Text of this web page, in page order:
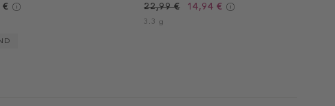
€ 22,99 € 14,94 €
3.3 g